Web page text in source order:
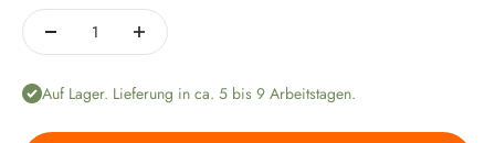
Auf Lager. Lieferung in ca. 5 bis 9 Arbeitstagen.